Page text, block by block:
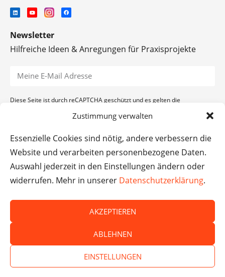
Zustimmung verwalten
Essenzielle Cookies sind nötig, andere verbessern die
Website und verarbeiten personenbezogene Daten.
Auswahl jederzeit in den Einstellungen ändern oder
widerrufen. Mehr in unserer Datenschutzerklärung.
AKZEPTIEREN
ABLEHNEN
EINSTELLUNGEN
Newsletter
Hilfreiche Ideen & Anregungen für Praxisprojekte
Diese Seite ist durch reCAPTCHA geschützt und es gelten die
© Das macht Schule 2026 – Das macht Schule haftet